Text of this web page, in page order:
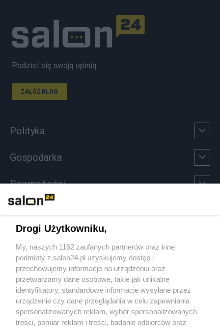
Podziel się swoją opinią
ZAŁÓŻ BLOG
Polityka
Gospodarka
Rozmaitości
Sport
Społeczeństwo
Kultura
Drogi Użytkowniku,
My, naszych 1162 zaufanych partnerów oraz inne
podmioty z salon24.pl uzyskujemy dostęp i
przechowujemy informacje na urządzeniu oraz
przetwarzamy dane osobowe, takie jak unikalne
identyfikatory, standardowe informacje wysyłane przez
urządzenie czy dane przeglądania w celu zapewniania
spersonalizowanych reklam, wybór spersonalizowanych
treści, pomiar reklam i treści, badanie odbiorców oraz